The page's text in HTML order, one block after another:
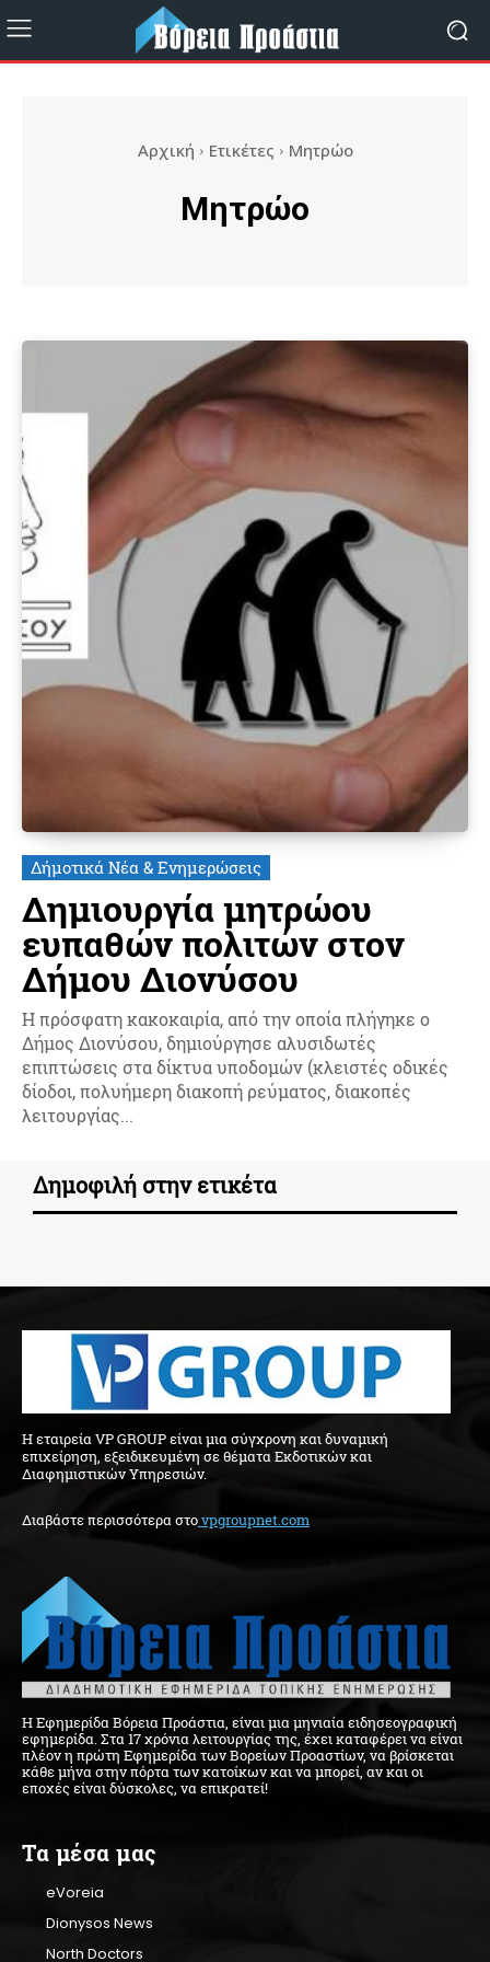
Αρχική Ετικέτες Μητρώο
Μητρώο
Δήμοτικά Νέα & Ενημερώσεις
Δημιουργία μητρώου
ευπαθών πολιτών στον
Δήμου Διονύσου
Η πρόσφατη κακοκαιρία, από την οποία πλήγηκε ο
Δήμος Διονύσου, δημιούργησε αλυσιδωτές
επιπτώσεις στα δίκτυα υποδομών (κλειστές οδικές
δίοδοι, πολυήμερη διακοπή ρεύματος, διακοπές
λειτουργίας...
Δημοφιλή στην ετικέτα
H εταιρεία VP GROUP είναι μια σύγχρονη και δυναμική
επιχείρηση, εξειδικευμένη σε θέματα Εκδοτικών και
Διαφημιστικών Υπηρεσιών.
Διαβάστε περισσότερα στovpgroupnet.com
Η Εφημερίδα Βόρεια Προάστια, είναι μια μηνιαία ειδησεογραφική
εφημερίδα. Στα 17 χρόνια λειτουργίας της, έχει καταφέρει να είναι
πλέον η πρώτη Εφημερίδα των Βορείων Προαστίων, να βρίσκεται
κάθε μήνα στην πόρτα των κατοίκων και να μπορεί, αν και οι
εποχές είναι δύσκολες, να επικρατεί!
Τα μέσα μας
eVoreia
Dionysos News
North Doctors